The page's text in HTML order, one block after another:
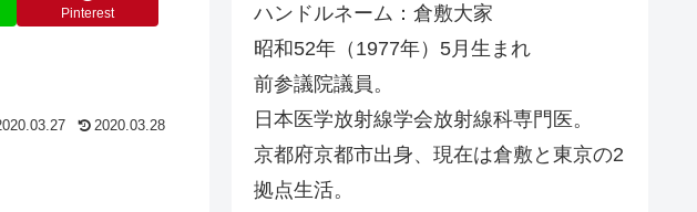
Pinterest
2020.03.28
ハンドルネーム：倉敷大家
昭和52年（1977年）5月生まれ
前参議院議員。
日本医学放射線学会放射線科専門医。
京都府京都市出身、現在は倉敷と東京の2
拠点生活。